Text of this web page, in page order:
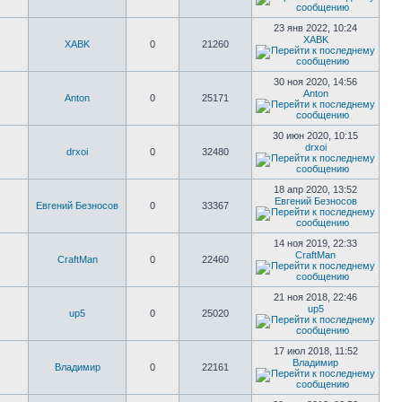
XABK 0 21260
23 янв 2022, 10:24
XABK
Anton 0 25171
30 ноя 2020, 14:56
Anton
drxoi 0 32480
30 июн 2020, 10:15
drxoi
Евгений Безносов 0 33367
18 апр 2020, 13:52
Евгений Безносов
CraftMan 0 22460
14 ноя 2019, 22:33
CraftMan
up5 0 25020
21 ноя 2018, 22:46
up5
Владимир 0 22161
17 июл 2018, 11:52
Владимир